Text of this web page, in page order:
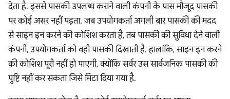
देता है. इससे पासकी उपलब्ध कराने वाली कंपनी के पास मौजूद पासकी
पर कोई असर नहीं पड़ता. जब उपयोगकर्ता अगली बार पासकी की मदद
से साइन इन करने की कोशिश करता है, तब पासकी की सुविधा देने वाली
कंपनी, उपयोगकर्ता को वही पासकी दिखाती है. हालांकि, साइन इन करने
की कोशिश पूरी नहीं हो पाएगी, क्योंकि सर्वर उस सार्वजनिक पासकी की
पुष्टि नहीं कर सकता जिसे मिटा दिया गया है.